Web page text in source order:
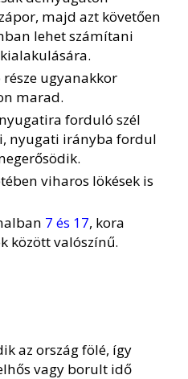
majd azt követően
lehet számítani
ugyanakkor
marad.
forduló szél
nyugati irányba fordul
viharos lökések is
7 és 17, kora
között valószínű.
az ország fölé, így
vagy borult idő